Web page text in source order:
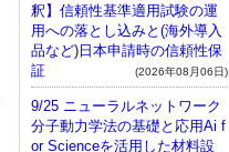
釈】信頼性基準適用試験の運
用への落とし込みと(海外導入
品など)日本申請時の信頼性保
証
(2026年08月06日)
9/25 ニューラルネットワーク
分子動力学法の基礎と応用Ai f
or Scienceを活用した材料設